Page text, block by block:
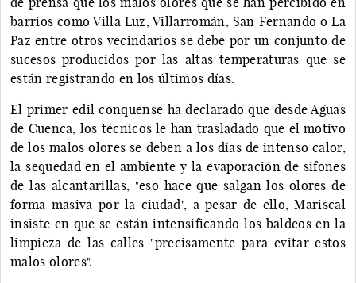
barrios como Villa Luz, Villarromán, San Fernando o La
Paz entre otros vecindarios se debe por un conjunto de
sucesos producidos por las altas temperaturas que se
están registrando en los últimos días.
El primer edil conquense ha declarado que desde Aguas
de Cuenca, los técnicos le han trasladado que el motivo
de los malos olores se deben a los días de intenso calor,
la sequedad en el ambiente y la evaporación de sifones
de las alcantarillas, "eso hace que salgan los olores de
forma masiva por la ciudad", a pesar de ello, Mariscal
insiste en que se están intensificando los baldeos en la
limpieza de las calles "precisamente para evitar estos
malos olores".